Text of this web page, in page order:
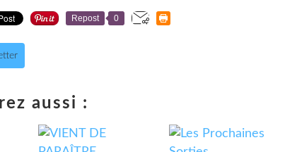
Repost 0
aussi :